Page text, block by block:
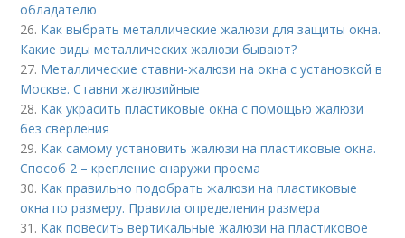
обладателю
26. Как выбрать металлические жалюзи для защиты окна.
Какие виды металлических жалюзи бывают?
27. Металлические ставни-жалюзи на окна с установкой в
Москве. Ставни жалюзийные
28. Как украсить пластиковые окна с помощью жалюзи
без сверления
29. Как самому установить жалюзи на пластиковые окна.
Способ 2 – крепление снаружи проема
30. Как правильно подобрать жалюзи на пластиковые
окна по размеру. Правила определения размера
31. Как повесить вертикальные жалюзи на пластиковое